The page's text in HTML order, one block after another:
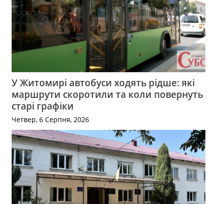
У Житомирі автобуси ходять рідше: які
маршрути скоротили та коли повернуть
старі графіки
Четвер, 6 Серпня, 2026